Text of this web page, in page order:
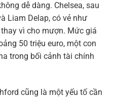
dễ dàng. Chelsea, sau
Liam Delap, có vẻ như
vì cho mượn. Mức giá
50 triệu euro, một con
trong bối cảnh tài chính
cũng là một yếu tố cần